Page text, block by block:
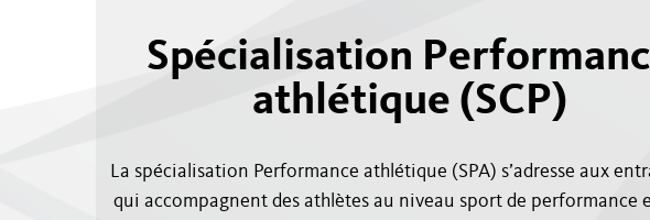
Spécialisation
athlétique (SCP)
La spécialisation Performance athlétique (SPA) s’adresse aux
qui accompagnent des athlètes au niveau sport de performance